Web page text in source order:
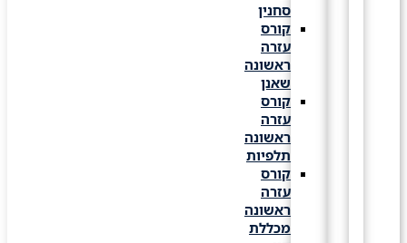
סחנין
קורס
עזרה
ראשונה
קורס
עזרה
ראשונה
תלפיות
קורס
עזרה
ראשונה
מכללת